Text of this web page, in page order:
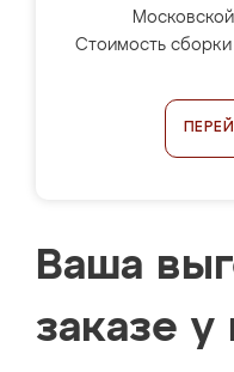
Стоимость
Ваша
заказе у